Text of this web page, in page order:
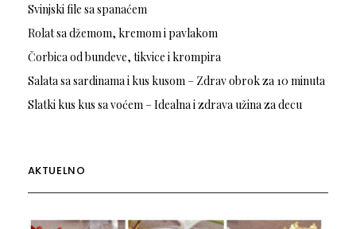
Svinjski file sa spanaćem
Rolat sa džemom, kremom i pavlakom
Čorbica od bundeve, tikvice i krompira
Salata sa sardinama i kus kusom – Zdrav obrok za 10 minuta
Slatki kus kus sa voćem – Idealna i zdrava užina za decu
AKTUELNO